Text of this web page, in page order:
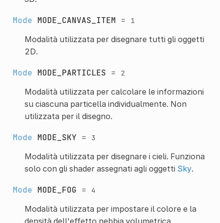
Mode MODE_CANVAS_ITEM = 1
Modalità utilizzata per disegnare tutti gli oggetti
2D.
Mode MODE_PARTICLES = 2
Modalità utilizzata per calcolare le informazioni
su ciascuna particella individualmente. Non
utilizzata per il disegno.
Mode MODE_SKY = 3
Modalità utilizzata per disegnare i cieli. Funziona
solo con gli shader assegnati agli oggetti Sky.
Mode MODE_FOG = 4
Modalità utilizzata per impostare il colore e la
densità dell'effetto nebbia volumetrica.